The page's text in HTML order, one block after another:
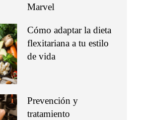
Marvel
Cómo adaptar la dieta
flexitariana a tu estilo
de vida
Prevención y
tratamiento